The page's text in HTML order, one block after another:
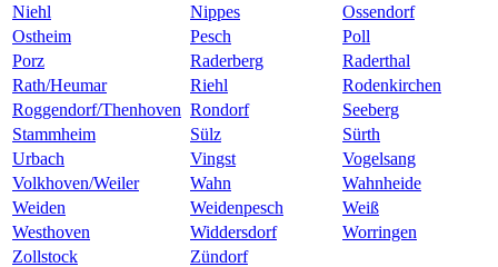
Niehl
Nippes
Ossendorf
Ostheim
Pesch
Poll
Porz
Raderberg
Raderthal
Rath/Heumar
Riehl
Rodenkirchen
Roggendorf/Thenhoven Rondorf
Seeberg
Stammheim
Sülz
Sürth
Urbach
Vingst
Vogelsang
Volkhoven/Weiler
Wahn
Wahnheide
Weiden
Weidenpesch
Weiß
Westhoven
Widdersdorf
Worringen
Zollstock
Zündorf